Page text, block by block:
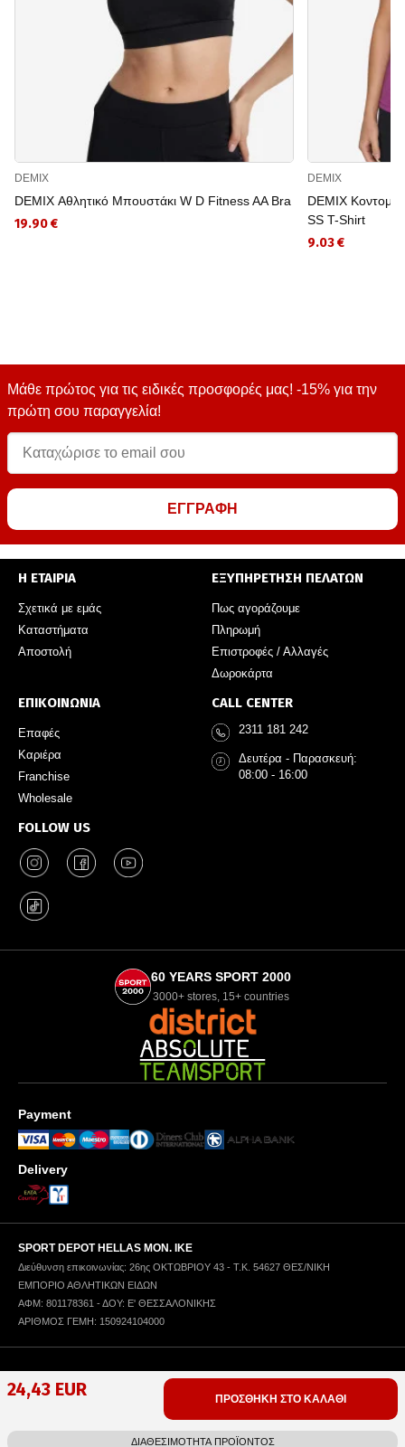
24,43 EUR ΠΡΟΣΘΗΚΗ ΣΤΟ ΚΑΛΑΘΙ
ΔΙΑΘΕΣΙΜΟΤΗΤΑ ΠΡΟΪΟΝΤΟΣ
DEMIX
DEMIX Αθλητικό Μπουστάκι W D Fitness AA Bra
19.90 €
DEMIX
DEMIX
SS T-Shirt
9.03 €
Μάθε πρώτος για τις ειδικές προσφορές μας! -15% για την
πρώτη σου παραγγελία!
ΕΓΓΡΑΦΗ
Η ΕΤΑΙΡΙΑ
Σχετικά με εμάς
Καταστήματα
Αποστολή
ΕΞΥΠΗΡΕΤΗΣΗ ΠΕΛΑΤΩΝ
Πως αγοράζουμε
Πληρωμή
Επιστροφές / Αλλαγές
Δωροκάρτα
ΕΠΙΚΟΙΝΩΝΙΑ
Επαφές
Καριέρα
Franchise
Wholesale
FOLLOW US
CALL CENTER
2311 181 242
Δευτέρα - Παρασκευή:
08:00 - 16:00
60 YEARS SPORT 2000
3000+ stores, 15+ countries
Payment
Delivery
SPORT DEPOT HELLAS ΜΟΝ. ΙΚΕ
Διεύθυνση επικοινωνίας: 26ης ΟΚΤΩΒΡΙΟΥ 43 - Τ.Κ. 54627 ΘΕΣ/ΝΙΚΗ
ΕΜΠΟΡΙΟ ΑΘΛΗΤΙΚΩΝ ΕΙΔΩΝ
ΑΦΜ: 801178361 - ΔΟΥ: Ε' ΘΕΣΣΑΛΟΝΙΚΗΣ
ΑΡΙΘΜΟΣ ΓΕΜΗ: 150924104000
Πολιτική Απορρήτου Όροι Χρήσης
Copyright © 1996-2025 SPORT DEPOT SA
Web design & development by ICYGEN